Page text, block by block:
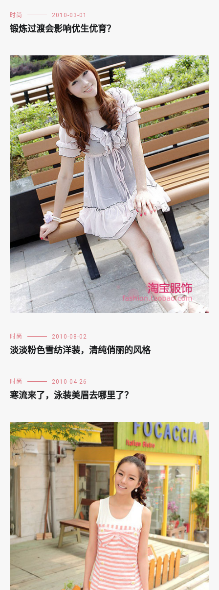
时尚 2010-03-01
锻炼过渡会影响优生优育？
时尚 2010-08-02
淡淡粉色雪纺洋装，清纯俏丽的风格
时尚 2010-04-26
寒流来了，泳装美眉去哪里了？